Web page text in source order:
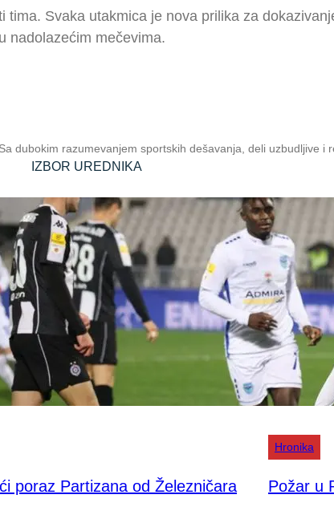
Svaka utakmica je nova prilika za
nadolazećim mečevima.
dubokim razumevanjem sportskih dešavanja, deli uzbudljive i
IZBOR UREDNIKA
poraz Partizana od Železničara
Hronika
Požar u